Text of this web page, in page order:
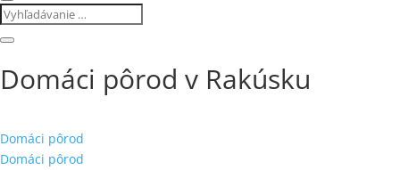
Domáci pôrod v Rakúsku
Domáci pôrod
Domáci pôrod